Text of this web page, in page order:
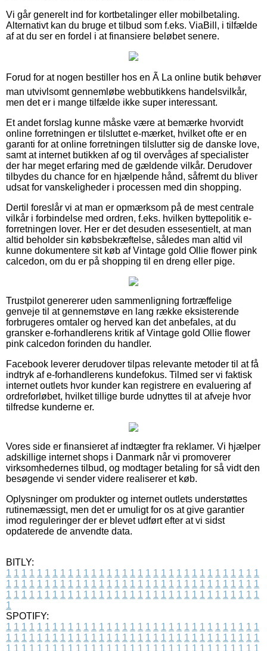
Vi går generelt ind for kortbetalinger eller mobilbetaling.
Alternativt kan du bruge et tilbud som f.eks. ViaBill, i tilfælde
af at du ser en fordel i at finansiere beløbet senere.
Forud for at nogen bestiller hos en Ã La online butik behøver
man utvivlsomt gennemløbe webbutikkens handelsvilkår,
men det er i mange tilfælde ikke super interessant.
Et andet forslag kunne måske være at bemærke hvorvidt
online forretningen er tilsluttet e-mærket, hvilket ofte er en
garanti for at online forretningen tilslutter sig de danske love,
samt at internet butikken af og til overvåges af specialister
der har meget erfaring med de gældende vilkår. Derudover
tilbydes du chance for en hjælpende hånd, såfremt du bliver
udsat for vanskeligheder i processen med din shopping.
Dertil foreslår vi at man er opmærksom på de mest centrale
vilkår i forbindelse med ordren, f.eks. hvilken byttepolitik e-
forretningen lover. Her er det desuden essesentielt, at man
altid beholder sin købsbekræftelse, således man altid vil
kunne dokumentere sit køb af Vintage gold Ollie flower pink
calcedon, om du er på shopping til en dreng eller pige.
Trustpilot genererer uden sammenligning fortræffelige
genveje til at gennemstøve en lang række eksisterende
forbrugeres omtaler og herved kan det anbefales, at du
gransker e-forhandlerens kritik af Vintage gold Ollie flower
pink calcedon forinden du handler.
Facebook leverer derudover tilpas relevante metoder til at få
indtryk af e-forhandlerens kundefokus. Tilmed ser vi faktisk
internet outlets hvor kunder kan registrere en evaluering af
ordreforløbet, hvilket tillige burde udnyttes til at afveje hvor
tilfredse kunderne er.
Vores side er finansieret af indtægter fra reklamer. Vi hjælper
adskillige internet shops i Danmark når vi promoverer
virksomhedernes tilbud, og modtager betaling for så vidt den
besøgende vi sender videre realiserer et køb.
Oplysninger om produkter og internet outlets understøttes
rutinemæssigt, men det er umuligt for os at give garantier
imod reguleringer der er blevet udført efter at vi sidst
opdaterede de anvendte data.
BITLY:
1 1 1 1 1 1 1 1 1 1 1 1 1 1 1 1 1 1 1 1 1 1 1 1 1 1 1 1 1 1 1 1 1
1 1 1 1 1 1 1 1 1 1 1 1 1 1 1 1 1 1 1 1 1 1 1 1 1 1 1 1 1 1 1 1 1
1 1 1 1 1 1 1 1 1 1 1 1 1 1 1 1 1 1 1 1 1 1 1 1 1 1 1 1 1 1 1 1 1
1
SPOTIFY:
1 1 1 1 1 1 1 1 1 1 1 1 1 1 1 1 1 1 1 1 1 1 1 1 1 1 1 1 1 1 1 1 1
1 1 1 1 1 1 1 1 1 1 1 1 1 1 1 1 1 1 1 1 1 1 1 1 1 1 1 1 1 1 1 1 1
1 1 1 1 1 1 1 1 1 1 1 1 1 1 1 1 1 1 1 1 1 1 1 1 1 1 1 1 1 1 1 1 1